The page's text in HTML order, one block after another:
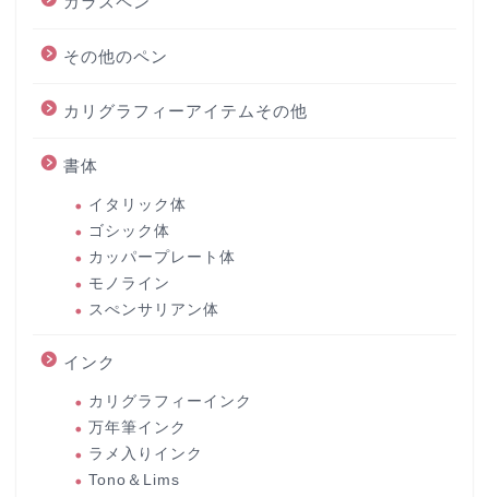
その他のペン
カリグラフィーアイテムその他
書体
イタリック体
ゴシック体
カッパープレート体
モノライン
スぺンサリアン体
インク
カリグラフィーインク
万年筆インク
ラメ入りインク
Tono＆Lims